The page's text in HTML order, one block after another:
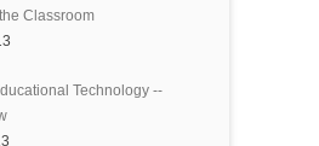
Classroom
Technology --